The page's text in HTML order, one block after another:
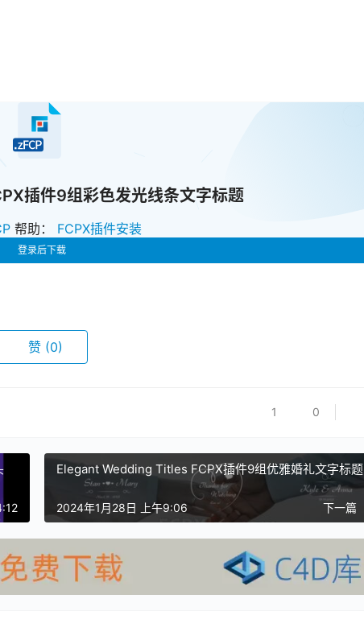
插件9组彩色发光线条文字标题
帮助： FCPX插件安装
登录后下载
赞 (0)
1 0
Elegant Wedding Titles FCPX插件9组优雅婚礼文字标题
下一篇
2024年1月28日 上午9:06